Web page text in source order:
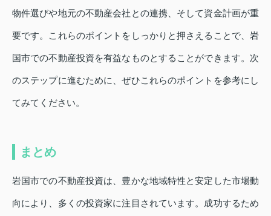
物件選びや地元の不動産会社との連携、そして資金計画が重
要です。これらのポイントをしっかりと押さえることで、岩
国市での不動産投資を有益なものとすることができます。次
のステップに進むために、ぜひこれらのポイントを参考にし
てみてください。
まとめ
岩国市での不動産投資は、豊かな地域特性と安定した市場動
向により、多くの投資家に注目されています。成功するため